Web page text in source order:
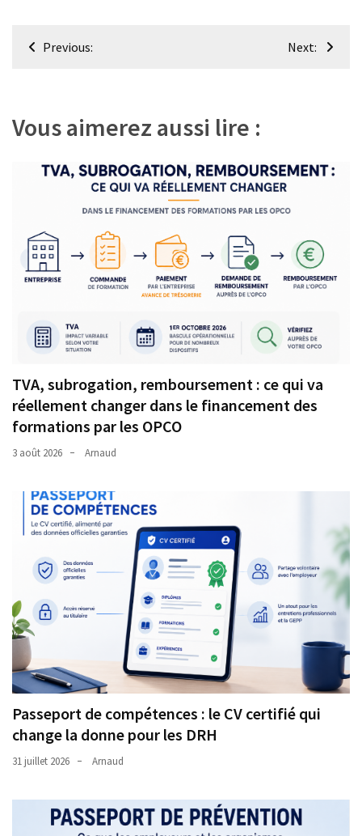
Certification
Navigation
Previous: Next:
Vous aimerez aussi lire :
TVA, subrogation, remboursement : ce qui va
réellement changer dans le financement des
formations par les OPCO
3 août 2026 Arnaud
Passeport de compétences : le CV certifié qui
change la donne pour les DRH
31 juillet 2026 Arnaud